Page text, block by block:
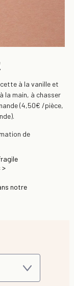
à la vanille et
la main, à chasser
(4,50€ /pièce,
de
>
notre